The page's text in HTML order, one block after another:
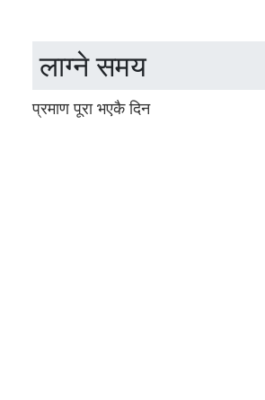
लाग्ने समय
प्रमाण पूरा भएकै दिन